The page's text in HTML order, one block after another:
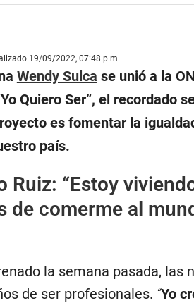
19/09/2022, 07:48 p.m.
Wendy Sulca se unió a la
Quiero Ser”, el recordado
es fomentar la
país.
Ruiz: “Estoy
de comerme al
la semana pasada, las
de ser profesionales. “Yo